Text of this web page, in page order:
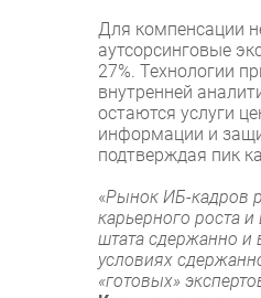
Для компенсации
аутсорсинговые
27%. Технологии
внутренней
остаются услуги
информации и
подтверждая пик
«Рынок ИБ-кадров
карьерного роста
штата сдержанно и
условиях
«готовых»